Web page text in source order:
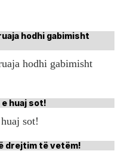
hodhi gabimisht
sot!